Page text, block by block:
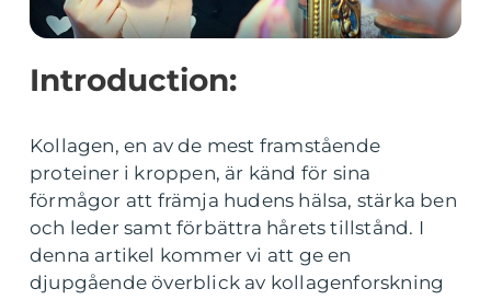
Introduction:
Kollagen, en av de mest framstående
proteiner i kroppen, är känd för sina
förmågor att främja hudens hälsa, stärka ben
och leder samt förbättra hårets tillstånd. I
denna artikel kommer vi att ge en
djupgående överblick av kollagenforskning